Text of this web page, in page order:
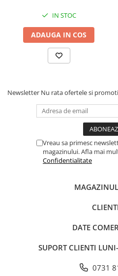
IN STOC
ADAUGA IN COS
Newsletter Nu rata ofertele si
Vreau sa primesc
magazinului. Afla mai
Confidentialitate
DATE
SUPORT CLIENTI
0731